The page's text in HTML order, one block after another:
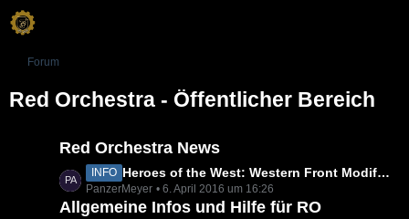
Forum
Red Orchestra - Öffentlicher Bereich
Red Orchestra News
L
e
t
INFO Heroes of the West: Western Front Modification
PanzerMeyer 6. April 2016 um 16:26
Allgemeine Infos und Hilfe für RO